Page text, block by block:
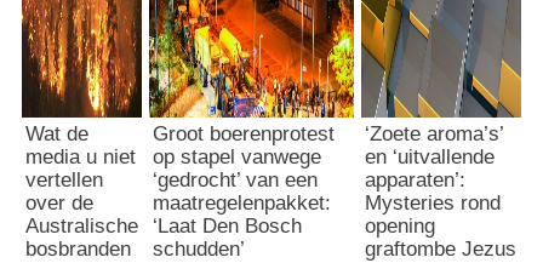
Wat de
media u niet
vertellen
over de
Australische
bosbranden
Groot boerenprotest
op stapel vanwege
‘gedrocht’ van een
maatregelenpakket:
‘Laat Den Bosch
schudden’
‘Zoete aroma’s’
en ‘uitvallende
apparaten’:
Mysteries rond
opening
graftombe Jezus